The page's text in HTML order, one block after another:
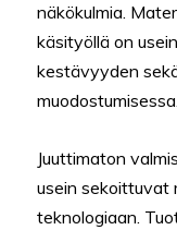
näkökulmia.
käsityöllä on
kestävyyden
muodostumisessa.
Juuttimaton
usein sekoittuvat
teknologiaan.